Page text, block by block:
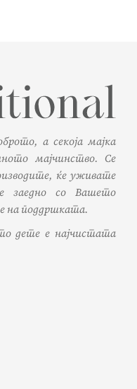
а секоја мајка
мајчинство. Се
ќе уживате
заедно со Вашето
на поддршката.
дете е најчистата